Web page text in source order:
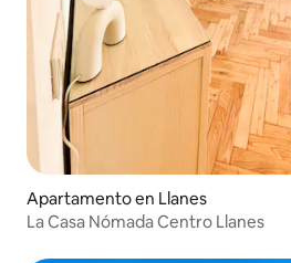
Apartamento en Llanes
La Casa Nómada Centro Llanes